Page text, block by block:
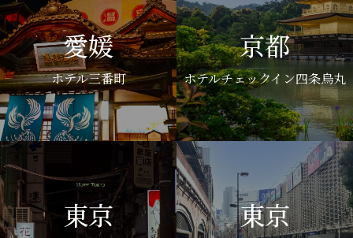
愛媛
ホテル三番町
京都
ホテルチェックイン四条烏丸
東京 東京